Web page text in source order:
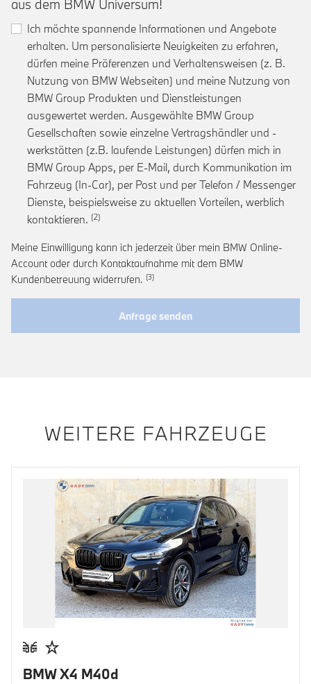
aus dem BMW Universum!
Ich möchte spannende Informationen und Angebote
erhalten. Um personalisierte Neuigkeiten zu erfahren,
dürfen meine Präferenzen und Verhaltensweisen (z. B.
Nutzung von BMW Webseiten) und meine Nutzung von
BMW Group Produkten und Dienstleistungen
ausgewertet werden. Ausgewählte BMW Group
Gesellschaften sowie einzelne Vertragshändler und -
werkstätten (z.B. laufende Leistungen) dürfen mich in
BMW Group Apps, per E-Mail, durch Kommunikation im
Fahrzeug (In-Car), per Post und per Telefon / Messenger
Dienste, beispielsweise zu aktuellen Vorteilen, werblich
kontaktieren. Link zur Fußnote: Einwilligung zur
Meine Einwilligung kann ich jederzeit über mein BMW Online-
Account oder durch Kontaktaufnahme mit dem BMW
Kundenbetreuung widerrufen. Link zur Fußnote: Widerruf der
Anfrage senden
WEITERE FAHRZEUGE
BMW X4 M40d